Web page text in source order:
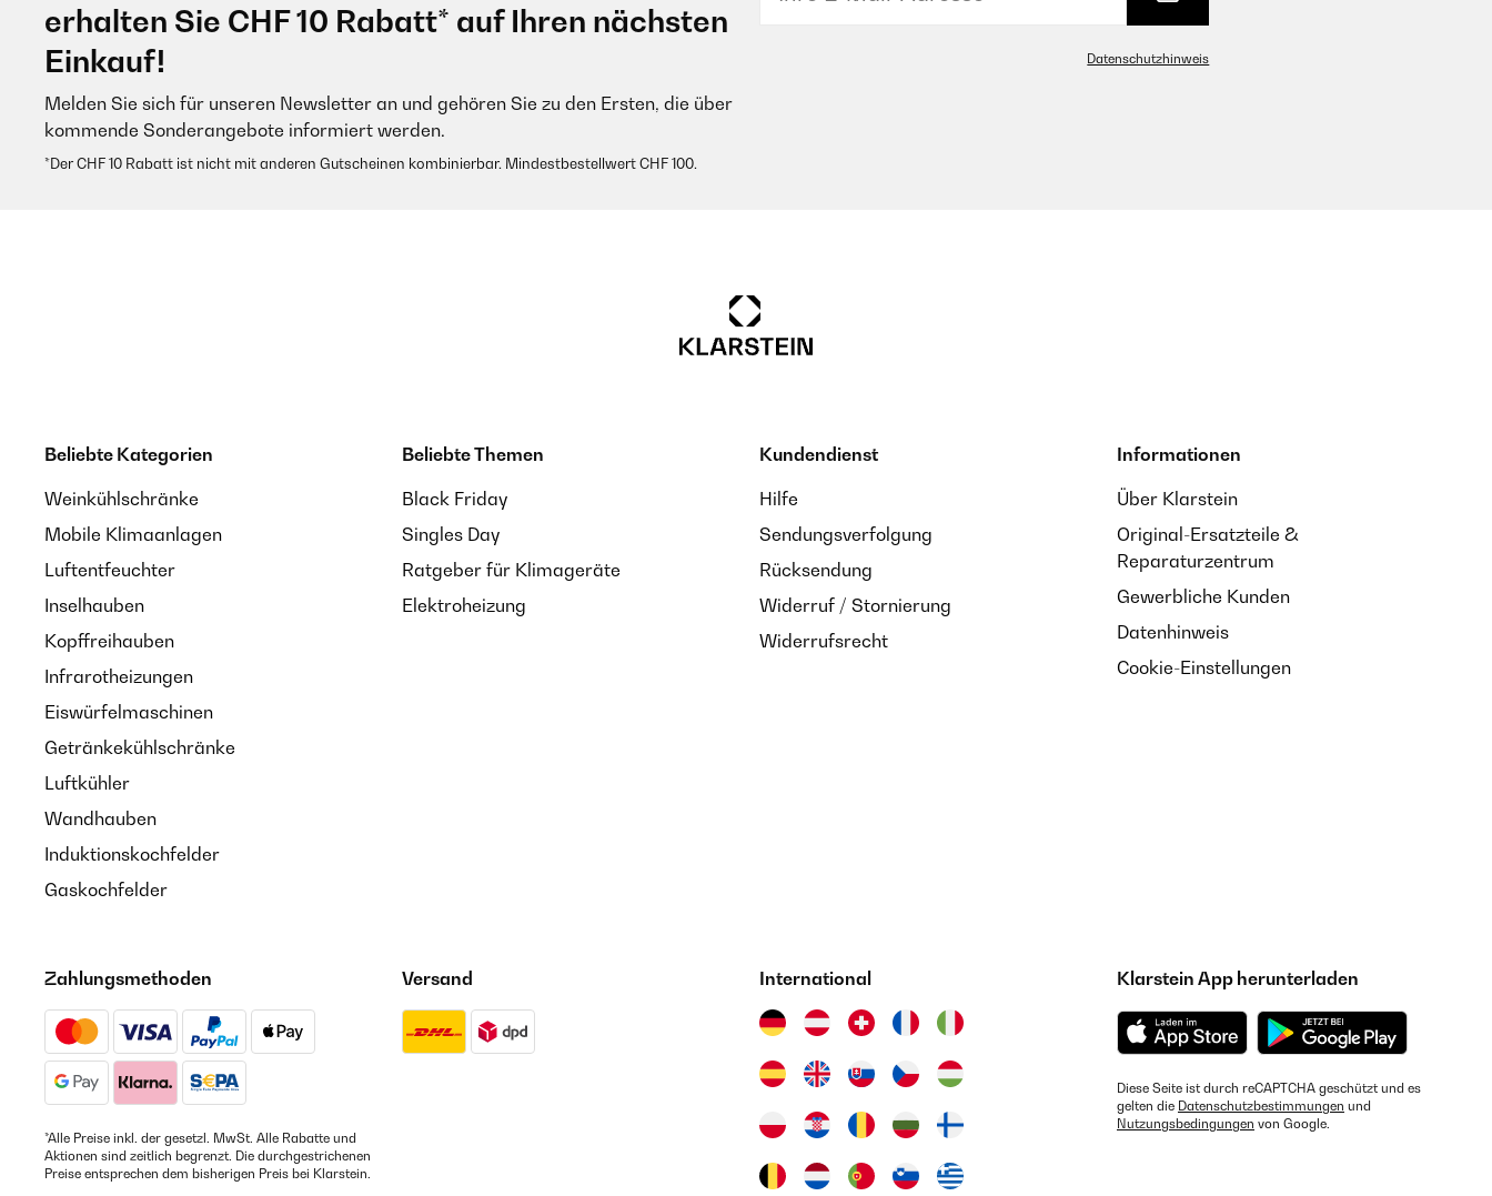
erhalten Sie CHF 10 Rabatt* auf Ihren nächsten
Einkauf!
Melden Sie sich für unseren Newsletter an und gehören Sie zu den Ersten, die über
kommende Sonderangebote informiert werden.
*Der CHF 10 Rabatt ist nicht mit anderen Gutscheinen kombinierbar. Mindestbestellwert CHF 100.
Datenschutzhinweis
Beliebte Kategorien
Weinkühlschränke
Mobile Klimaanlagen
Luftentfeuchter
Inselhauben
Kopffreihauben
Infrarotheizungen
Eiswürfelmaschinen
Getränkekühlschränke
Luftkühler
Wandhauben
Induktionskochfelder
Gaskochfelder
Beliebte Themen
Black Friday
Singles Day
Ratgeber für Klimageräte
Elektroheizung
Kundendienst
Hilfe
Sendungsverfolgung
Rücksendung
Widerruf / Stornierung
Widerrufsrecht
Informationen
Über Klarstein
Original-Ersatzteile &
Reparaturzentrum
Gewerbliche Kunden
Datenhinweis
Cookie-Einstellungen
Zahlungsmethoden
*Alle Preise inkl. der gesetzl. MwSt. Alle Rabatte und
Aktionen sind zeitlich begrenzt. Die durchgestrichenen
Preise entsprechen dem bisherigen Preis bei Klarstein.
Versand International Klarstein App herunterladen
Diese Seite ist durch reCAPTCHA geschützt und es
gelten die Datenschutzbestimmungen und
Nutzungsbedingungen von Google.